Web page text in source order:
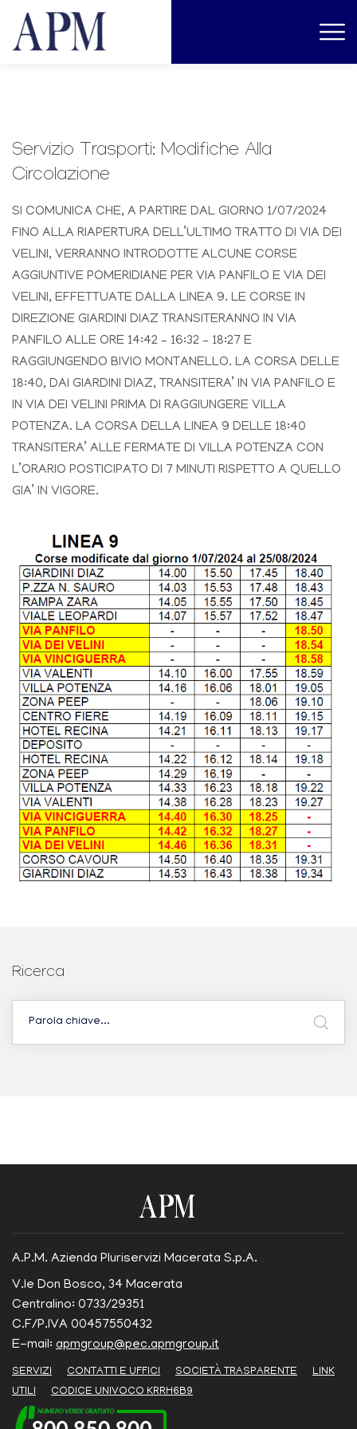
Servizio Trasporti: Modifiche Alla
Circolazione
SI COMUNICA CHE, A PARTIRE DAL GIORNO 1/07/2024
FINO ALLA RIAPERTURA DELL’ULTIMO TRATTO DI VIA DEI
VELINI, VERRANNO INTRODOTTE ALCUNE CORSE
AGGIUNTIVE POMERIDIANE PER VIA PANFILO E VIA DEI
VELINI, EFFETTUATE DALLA LINEA 9. LE CORSE IN
DIREZIONE GIARDINI DIAZ TRANSITERANNO IN VIA
PANFILO ALLE ORE 14:42 – 16:32 – 18:27 E
RAGGIUNGENDO BIVIO MONTANELLO. LA CORSA DELLE
18:40, DAI GIARDINI DIAZ, TRANSITERA’ IN VIA PANFILO E
IN VIA DEI VELINI PRIMA DI RAGGIUNGERE VILLA
POTENZA. LA CORSA DELLA LINEA 9 DELLE 18:40
TRANSITERA’ ALLE FERMATE DI VILLA POTENZA CON
L’ORARIO POSTICIPATO DI 7 MINUTI RISPETTO A QUELLO
GIA’ IN VIGORE.
Ricerca
A.P.M. Azienda Pluriservizi Macerata S.p.A.
V.le Don Bosco, 34 Macerata
Centralino: 0733/29351
C.F/P.IVA 00457550432
E-mail: apmgroup@pec.apmgroup.it
SERVIZI CONTATTI E UFFICI SOCIETÀ TRASPARENTE
LINK
UTILI
CODICE UNIVOCO KRRH6B9